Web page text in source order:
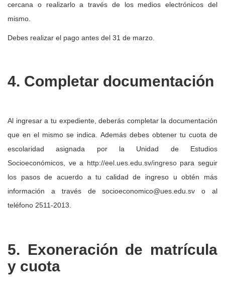
cercana o realizarlo a través de los medios electrónicos del
mismo.
Debes realizar el pago antes del 31 de marzo.
4. Completar documentación
Al ingresar a tu expediente, deberás completar la documentación
que en el mismo se indica. Además debes obtener tu cuota de
escolaridad asignada por la Unidad de Estudios
Socioeconómicos, ve a http://eel.ues.edu.sv/ingreso para seguir
los pasos de acuerdo a tu calidad de ingreso u obtén más
información a través de socioeconomico@ues.edu.sv o al
teléfono 2511-2013.
5. Exoneración de matrícula
y cuota